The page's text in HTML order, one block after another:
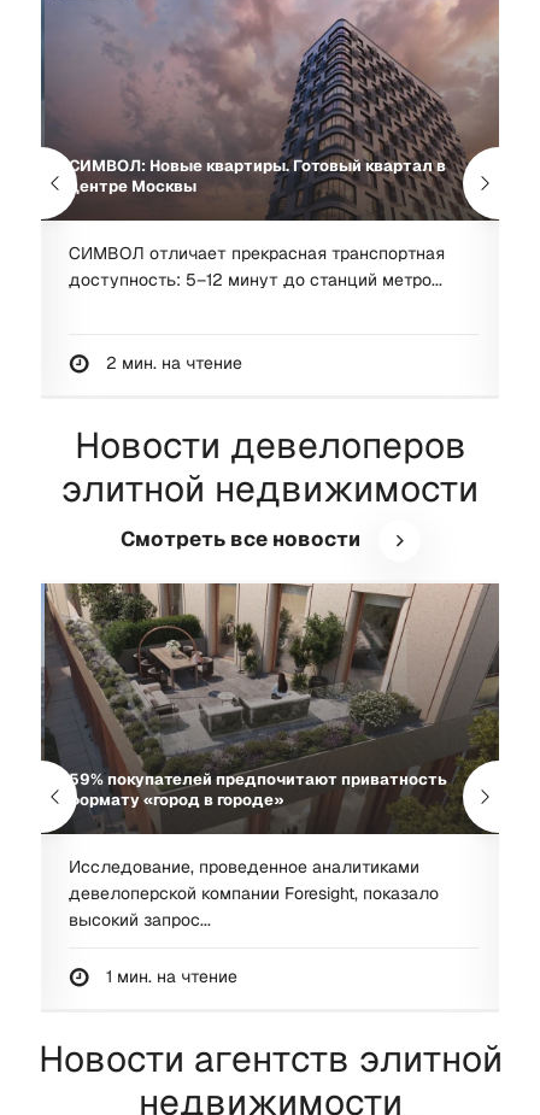
СИМВОЛ: Новые квартиры. Готовый квартал в
центре Москвы
СИМВОЛ отличает прекрасная транспортная
доступность: 5–12 минут до станций метро...
2 мин. на чтение
Новости девелоперов
элитной недвижимости
Смотреть все новости
59% покупателей предпочитают приватность
формату «город в городе»
Исследование, проведенное аналитиками
девелоперской компании Foresight, показало
высокий запрос...
1 мин. на чтение
Новости агентств элитной
недвижимости